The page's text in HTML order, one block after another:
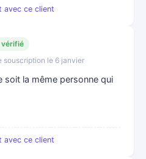
avec ce client
vérifié
souscription le 6 janvier
soit la même personne qui
avec ce client